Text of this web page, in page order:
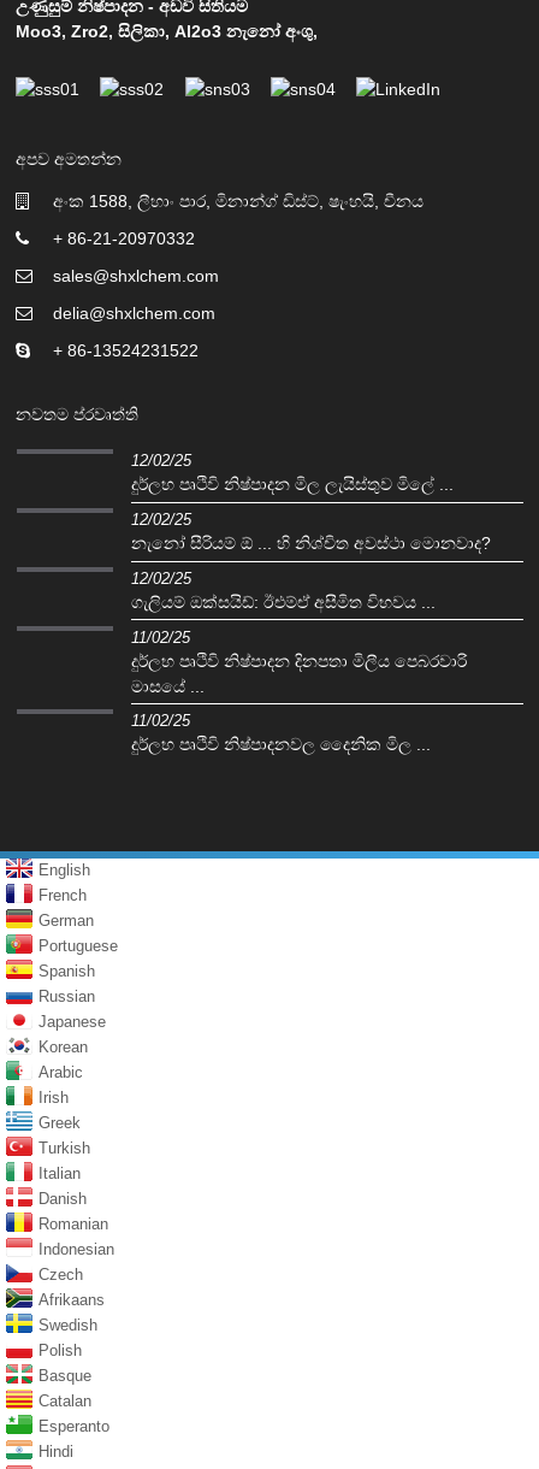
උණුසුම් නිෂ්පාදන -අඩවි සිතියම
Moo3,Zro2,සිලිකා,Al2o3 නැනෝ අංශු,
අපව අමතන්න
අංක 1588, ලීහාං පාර, මිනාන්ග් ඩිස්ට්, ෂැංහයි, චීනය
+ 86-21-20970332
sales@shxlchem.com
delia@shxlchem.com
+ 86-13524231522
නවතම ප්රවෘත්ති
12/02/25
දුර්ලභ පෘථිවි නිෂ්පාදන මිල ලැයිස්තුව මිලේ ...
12/02/25
නැනෝ සීරියම් ඕ ... හි නිශ්චිත අවස්ථා මොනවාද?
12/02/25
ගැලියම් ඔක්සයිඩ්: ඊඑම්ඒ අසීමිත විභවය ...
11/02/25
දුර්ලභ පෘථිවි නිෂ්පාදන දිනපතා මිලීය පෙබරවාරි
මාසයේ ...
11/02/25
දුර්ලභ පෘථිවි නිෂ්පාදනවල දෛනික මිල ...
English
French
German
Portuguese
Spanish
Russian
Japanese
Korean
Arabic
Irish
Greek
Turkish
Italian
Danish
Romanian
Indonesian
Czech
Afrikaans
Swedish
Polish
Basque
Catalan
Esperanto
Hindi